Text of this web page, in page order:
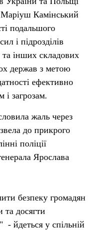
Камінський
подальшого
і підрозділів
інших складових
держав з метою
ефективно
і загрозам.
жаль через
до прикрого
поліції
Ярослава
безпеку громадян
та досягти
- йдеться у спільній